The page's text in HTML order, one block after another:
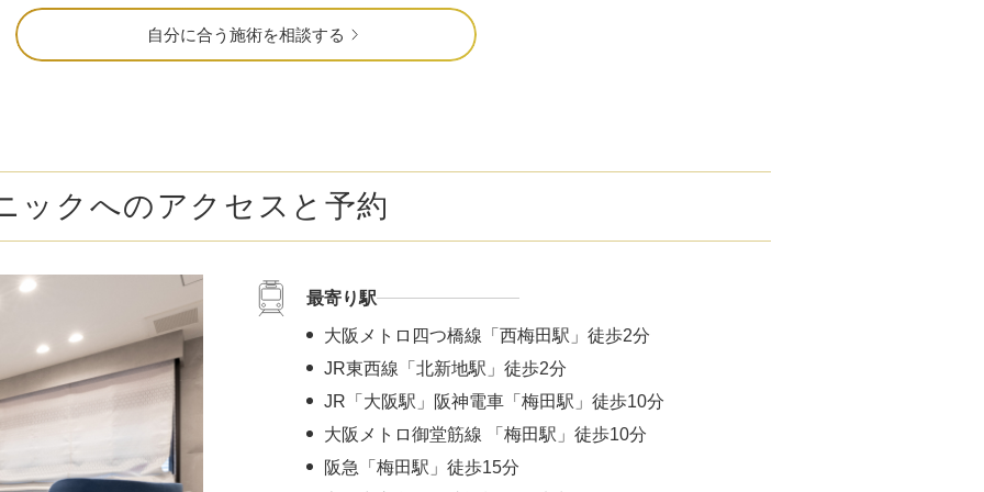
自分に合う施術を相談する
ックへのアクセスと予約
最寄り駅
大阪メトロ四つ橋線「西梅田駅」徒歩2分
JR東西線「北新地駅」徒歩2分
JR「大阪駅」阪神電車「梅田駅」徒歩10分
大阪メトロ御堂筋線 「梅田駅」徒歩10分
阪急「梅田駅」徒歩15分